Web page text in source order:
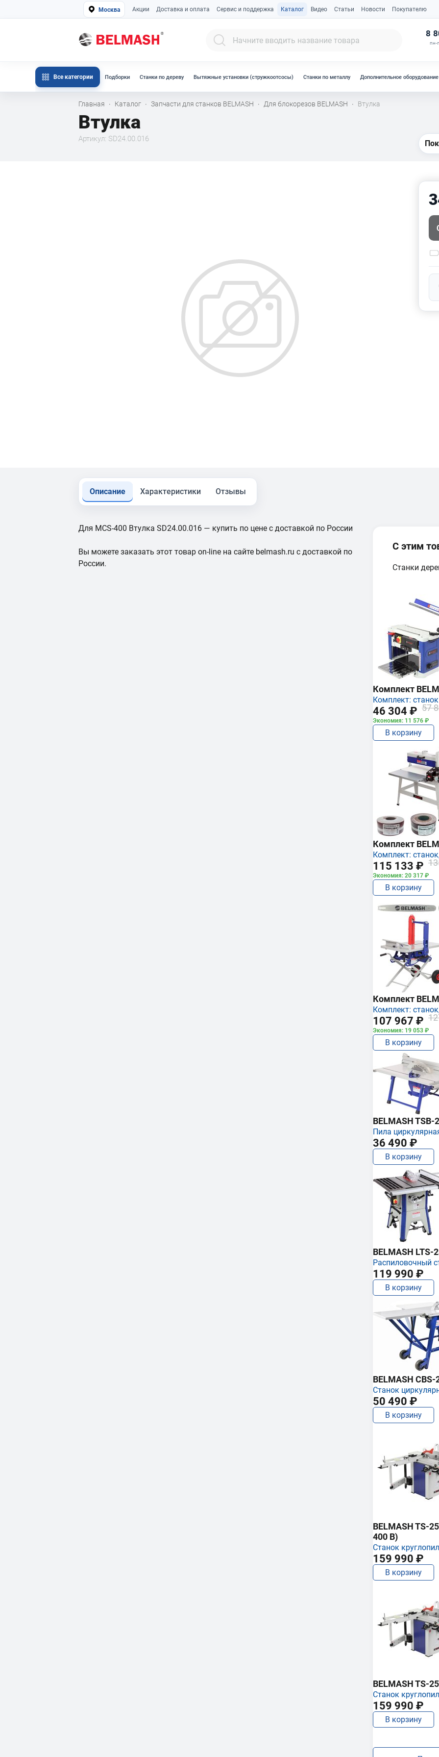
Москва Акции Доставка и оплата Сервис и поддержка Каталог Видео Статьи Новости Покупателю
8
пн-
Все категории Подборки Станки по дереву Вытяжные установки (стружкоотсосы) Станки по металлу Дополнительное оборудование
Главная · Каталог · Запчасти для станков BELMASH · Для блокорезов BELMASH · Втулка
Втулка
Артикул: SD24.00.016
Описание Характеристики Отзывы
Для MCS-400 Втулка SD24.00.016 — купить по цене с доставкой по России
Вы можете заказать этот товар on-line на сайте belmash.ru с доставкой по
России.
С этим
Станки
Комплект
Комплект:
46 304 ₽ 57
Экономия: 11 576 ₽
В корзину
Комплект
Комплект:
115 133 ₽
Экономия: 20 317 ₽
В корзину
Комплект
Комплект:
107 967 ₽
Экономия: 19 053 ₽
В корзину
BELMASH TSB-
Пила
36 490 ₽
В корзину
BELMASH LTS-
Распиловочный
119 990 ₽
В корзину
BELMASH CBS-
Станок
50 490 ₽
В корзину
BELMASH TS-
400 В)
Станок
159 990 ₽
В корзину
BELMASH TS-
Станок
159 990 ₽
В корзину